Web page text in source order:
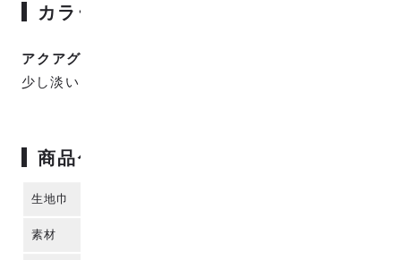
カラーバリエーション
アクアグレイ
少し淡いブルーの色味です。
商品仕様
生地巾
素材